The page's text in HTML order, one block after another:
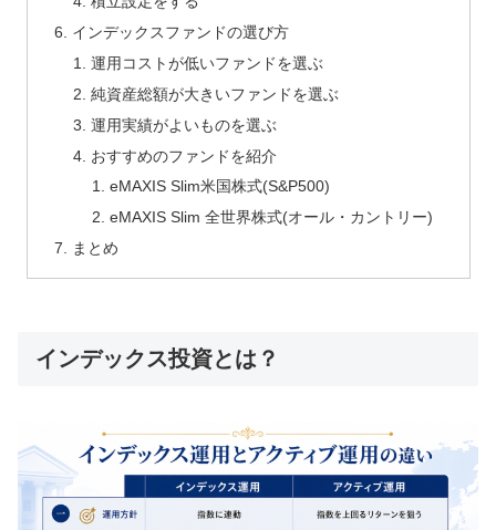
インデックスファンドの選び方
運用コストが低いファンドを選ぶ
純資産総額が大きいファンドを選ぶ
運用実績がよいものを選ぶ
おすすめのファンドを紹介
eMAXIS Slim米国株式(S&P500)
eMAXIS Slim 全世界株式(オール・カントリー)
まとめ
インデックス投資とは？